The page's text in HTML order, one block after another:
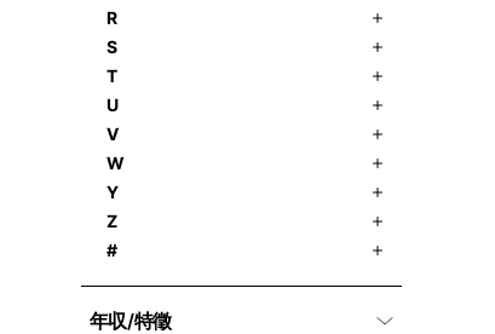
R
S
T
U
V
W
Y
Z
#
年収/特徵